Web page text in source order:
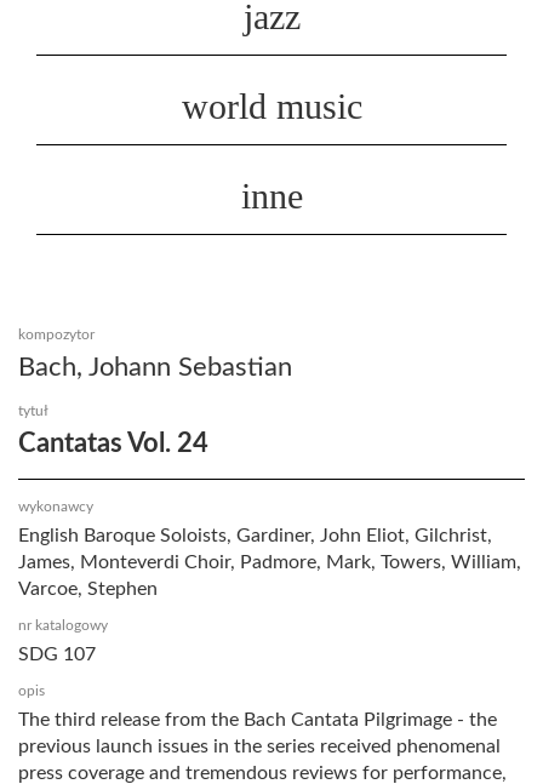
jazz
world music
inne
kompozytor
Bach, Johann Sebastian
tytuł
Cantatas Vol. 24
wykonawcy
English Baroque Soloists, Gardiner, John Eliot, Gilchrist,
James, Monteverdi Choir, Padmore, Mark, Towers, William,
Varcoe, Stephen
nr katalogowy
SDG 107
opis
The third release from the Bach Cantata Pilgrimage - the
previous launch issues in the series received phenomenal
press coverage and tremendous reviews for performance,